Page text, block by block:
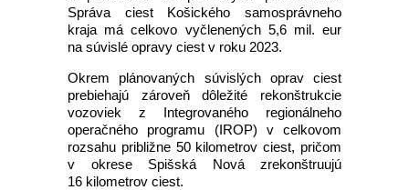
Správa ciest Košického samosprávneho
kraja má celkovo vyčlenených 5,6 mil. eur
na súvislé opravy ciest v roku 2023.
Okrem plánovaných súvislých oprav ciest
prebiehajú zároveň dôležité rekonštrukcie
vozoviek z Integrovaného regionálneho
operačného programu (IROP) v celkovom
rozsahu približne 50 kilometrov ciest, pričom
v okrese Spišská Nová zrekonštruujú
16 kilometrov ciest.